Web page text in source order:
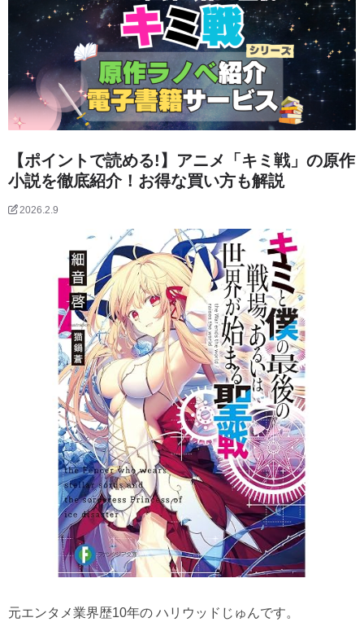
【ポイントで読める!】アニメ「キミ戦」の原作
小説を徹底紹介！お得な買い方も解説
2026.2.9
元エンタメ業界歴10年の ハリウッドじゅんです。